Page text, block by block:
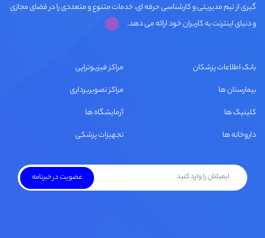
گیری از تیم مدیریتی و کارشناسی حرفه ای، خدمات متنوع و متعددی را در فضای مجازی
و دنیای اینترنت به کاربران خود ارائه می دهد.
بانک اطلاعات پزشکان
بیمارستان ها
کلینیک ها
داروخانه ها
مراکز فیزیوتراپی
مراکز تصویربرداری
آزمایشگاه ها
تجهیزات پزشکی